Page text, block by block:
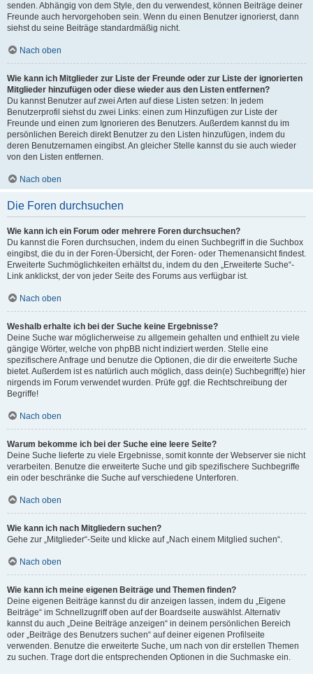
senden. Abhängig von dem Style, den du verwendest, können Beiträge deiner
Freunde auch hervorgehoben sein. Wenn du einen Benutzer ignorierst, dann
siehst du seine Beiträge standardmäßig nicht.
Nach oben
Wie kann ich Mitglieder zur Liste der Freunde oder zur Liste der ignorierten
Mitglieder hinzufügen oder diese wieder aus den Listen entfernen?
Du kannst Benutzer auf zwei Arten auf diese Listen setzen: In jedem
Benutzerprofil siehst du zwei Links: einen zum Hinzufügen zur Liste der
Freunde und einen zum Ignorieren des Benutzers. Außerdem kannst du im
persönlichen Bereich direkt Benutzer zu den Listen hinzufügen, indem du
deren Benutzernamen eingibst. An gleicher Stelle kannst du sie auch wieder
von den Listen entfernen.
Nach oben
Die Foren durchsuchen
Wie kann ich ein Forum oder mehrere Foren durchsuchen?
Du kannst die Foren durchsuchen, indem du einen Suchbegriff in die Suchbox
eingibst, die du in der Foren-Übersicht, der Foren- oder Themenansicht findest.
Erweiterte Suchmöglichkeiten erhältst du, indem du den „Erweiterte Suche“-
Link anklickst, der von jeder Seite des Forums aus verfügbar ist.
Nach oben
Weshalb erhalte ich bei der Suche keine Ergebnisse?
Deine Suche war möglicherweise zu allgemein gehalten und enthielt zu viele
gängige Wörter, welche von phpBB nicht indiziert werden. Stelle eine
spezifischere Anfrage und benutze die Optionen, die dir die erweiterte Suche
bietet. Außerdem ist es natürlich auch möglich, dass dein(e) Suchbegriff(e) hier
nirgends im Forum verwendet wurden. Prüfe ggf. die Rechtschreibung der
Begriffe!
Nach oben
Warum bekomme ich bei der Suche eine leere Seite?
Deine Suche lieferte zu viele Ergebnisse, somit konnte der Webserver sie nicht
verarbeiten. Benutze die erweiterte Suche und gib spezifischere Suchbegriffe
ein oder beschränke die Suche auf verschiedene Unterforen.
Nach oben
Wie kann ich nach Mitgliedern suchen?
Gehe zur „Mitglieder“-Seite und klicke auf „Nach einem Mitglied suchen“.
Nach oben
Wie kann ich meine eigenen Beiträge und Themen finden?
Deine eigenen Beiträge kannst du dir anzeigen lassen, indem du „Eigene
Beiträge“ im Schnellzugriff oben auf der Boardseite auswählst. Alternativ
kannst du auch „Deine Beiträge anzeigen“ in deinem persönlichen Bereich
oder „Beiträge des Benutzers suchen“ auf deiner eigenen Profilseite
verwenden. Benutze die erweiterte Suche, um nach von dir erstellen Themen
zu suchen. Trage dort die entsprechenden Optionen in die Suchmaske ein.